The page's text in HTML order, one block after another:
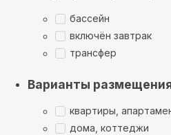
бассейн
включён завтрак
трансфер
Варианты
квартиры,
дома, коттеджи